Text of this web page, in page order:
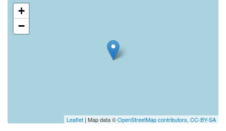
+
−
Leaflet | Map data ©OpenStreetMap contributors, CC-BY-SA